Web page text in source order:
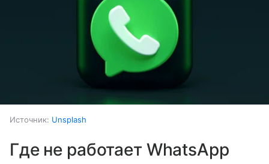
Источник: Unsplash
Где не работает WhatsApp